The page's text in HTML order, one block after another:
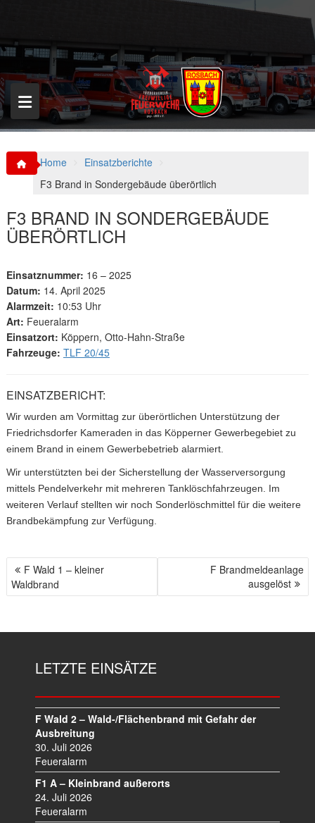
p
o
c
o
n
t
Home
Einsatzberichte
F3 Brand in Sondergebäude überörtlich
F3 BRAND IN SONDERGEBÄUDE
ÜBERÖRTLICH
Einsatznummer: 16 – 2025
Datum: 14. April 2025
Alarmzeit: 10:53 Uhr
Art: Feueralarm
Einsatzort: Köppern, Otto-Hahn-Straße
Fahrzeuge: TLF 20/45
EINSATZBERICHT:
Wir wurden am Vormittag zur überörtlichen Unterstützung der
Friedrichsdorfer Kameraden in das Köpperner Gewerbegebiet zu
einem Brand in einem Gewerbebetrieb alarmiert.
Wir unterstützten bei der Sicherstellung der Wasserversorgung
mittels Pendelverkehr mit mehreren Tanklöschfahrzeugen. Im
weiteren Verlauf stellten wir noch Sonderlöschmittel für die weitere
Brandbekämpfung zur Verfügung.
B
E
F Wald 1 – kleiner
Waldbrand
F Brandmeldeanlage
ausgelöst
LETZTE EINSÄTZE
F Wald 2 – Wald-/Flächenbrand mit Gefahr der
Ausbreitung
30. Juli 2026
Feueralarm
F1 A – Kleinbrand außerorts
24. Juli 2026
Feueralarm